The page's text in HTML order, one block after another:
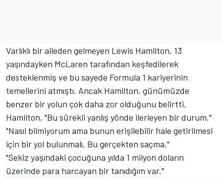
Varlıklı bir aileden gelmeyen Lewis Hamilton, 13
yaşındayken McLaren tarafından keşfedilerek
desteklenmiş ve bu sayede Formula 1 kariyerinin
temellerini atmıştı. Ancak Hamilton, günümüzde
benzer bir yolun çok daha zor olduğunu belirtti.
Hamilton, "Bu sürekli yanlış yönde ilerleyen bir durum."
"Nasıl bilmiyorum ama bunun erişilebilir hale getirilmesi
için bir yol bulunmalı. Bu gerçekten saçma."
"Sekiz yaşındaki çocuğuna yılda 1 milyon doların
üzerinde para harcayan bir tanıdığım var."